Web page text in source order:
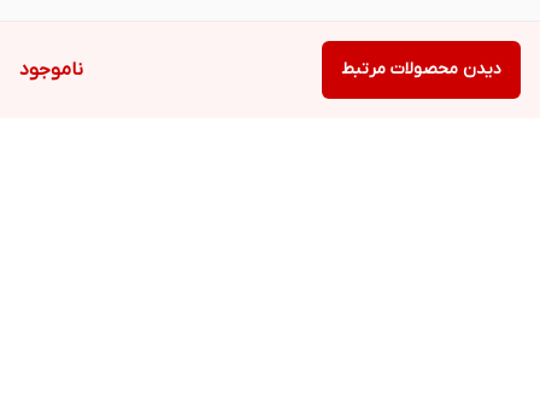
ناموجود دیدن محصولات مرتبط